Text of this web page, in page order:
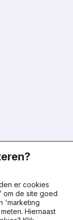
er cookies
om de site goed
'marketing
Hiernaast